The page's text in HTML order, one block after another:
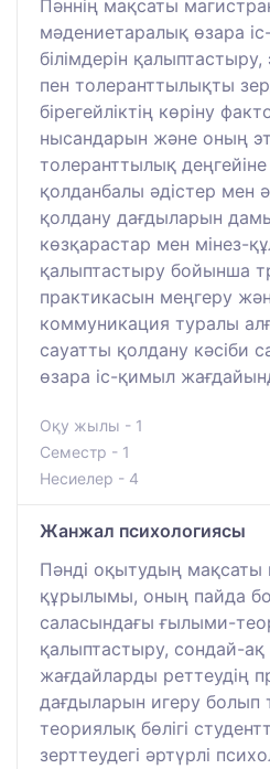
Пәннің мақсаты
мәдениетаралық өзара
білімдерін қалыптастыру,
пен толеранттылықты
бірегейліктің көріну
нысандарын және оның
толеранттылық деңгейіне
қолданбалы әдістер мен
қолдану дағдыларын
көзқарастар мен мінез-
қалыптастыру бойынша
практикасын меңгеру
коммуникация туралы
сауатты қолдану кәсіби
өзара іс-қимыл
Оқу жылы - 1
Семестр - 1
Несиелер - 4
Жанжал психологиясы
Пәнді оқытудың мақсаты
құрылымы, оның пайда
саласындағы ғылыми-
қалыптастыру, сондай-
жағдайларды реттеудің
дағдыларын игеру
теориялық бөлігі
зерттеудегі әртүрлі